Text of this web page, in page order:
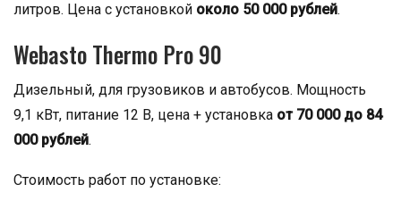
литров. Цена с установкой около 50 000 рублей.
Webasto Thermo Pro 90
Дизельный, для грузовиков и автобусов. Мощность
9,1 кВт, питание 12 В, цена + установка от 70 000 до 84
000 рублей.
Стоимость работ по установке: